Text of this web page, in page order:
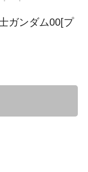
ガンダム00[プ